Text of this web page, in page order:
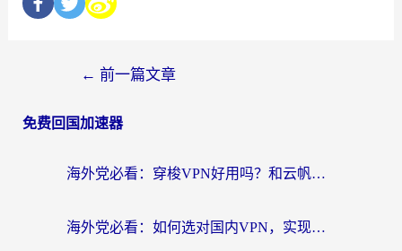
← 前一篇文章
免费回国加速器
海外党必看：穿梭VPN好用吗？和云帆VPN对比哪个回国效果更好？附真实测评+避坑指南
海外党必看：如何选对国内VPN，实现无缝访问国内资源？